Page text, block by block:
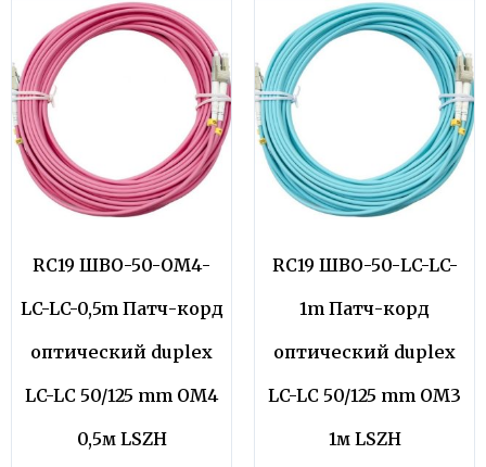
RC19 ШВО-50-OM4-
LC-LC-0,5m Патч-корд
оптический duplex
LC-LC 50/125 mm OM4
0,5м LSZH
RC19 ШВО-50-LC-LC-
1m Патч-корд
оптический duplex
LC-LC 50/125 mm OM3
1м LSZH